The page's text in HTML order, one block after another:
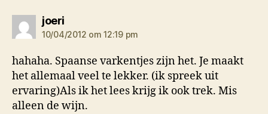
joerizegt:
10/04/2012 om 12:19 pm
hahaha. Spaanse varkentjes zijn het. Je maakt
het allemaal veel te lekker. (ik spreek uit
ervaring)Als ik het lees krijg ik ook trek. Mis
alleen de wijn.